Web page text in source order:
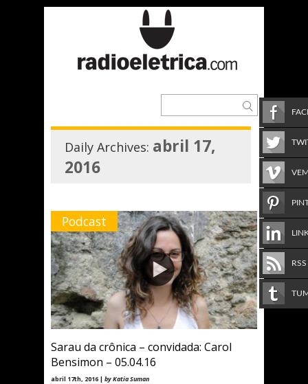
Daily Archives: abril 17,
2016
Podcast
Sarau da crônica – convidada: Carol
Bensimon – 05.04.16
abril 17th, 2016 | by Katia Suman
RSS